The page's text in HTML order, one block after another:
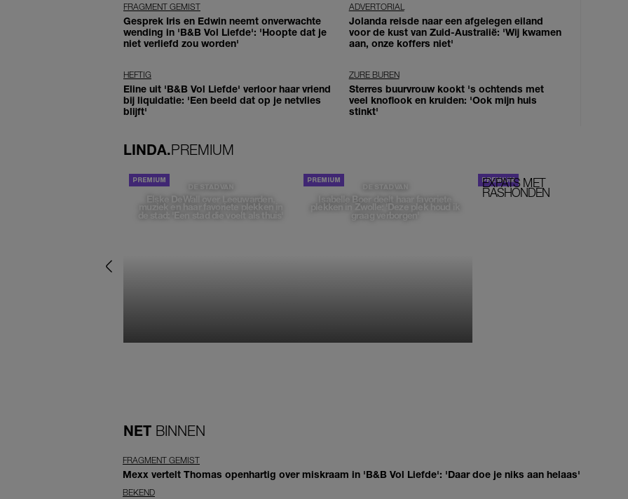
FRAGMENT GEMIST
Gesprek Iris en Edwin neemt onverwachte
wending in 'B&B Vol Liefde': 'Hoopte dat je
niet verliefd zou worden'
ADVERTORIAL
Jolanda reisde naar een afgelegen eiland
voor de kust van Zuid-Australië: 'Wij kwamen
aan, onze koffers niet'
HEFTIG
Eline uit 'B&B Vol Liefde' verloor haar vriend
bij liquidatie: 'Een beeld dat op je netvlies
blijft'
ZURE BUREN
Sterres buurvrouw kookt 's ochtends met
veel knoflook en kruiden: 'Ook mijn huis
stinkt'
LINDA.PREMIUM
DE STAD VAN
Elske DeWall over Leeuwarden,
muziek en haar favoriete plekken in
de stad: 'Een stad die voelt als thuis'
DE STAD VAN
Isabelle Boer deelt haar favoriete
plekken in Zwolle: 'Deze plek houd ik
graag verborgen'
EXPATS MET
RASHONDEN
NET BINNEN
FRAGMENT GEMIST
Mexx vertelt Thomas openhartig over miskraam in 'B&B Vol Liefde': 'Daar doe je niks aan helaas'
BEKEND